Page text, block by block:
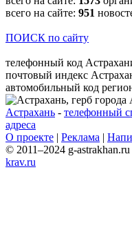
всего на сайте: 951
ПОИСК по сайту
телефонный код
почтовый индекс
автомобильный код
Астрахань - телефонный
адреса
О проекте | Реклама |
© 2011–2024 g-
krav.ru